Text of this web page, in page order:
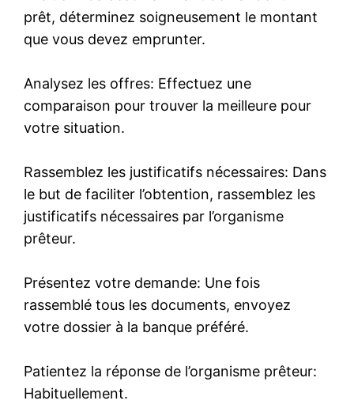
prêt, déterminez soigneusement le montant
que vous devez emprunter.
Analysez les offres: Effectuez une
comparaison pour trouver la meilleure pour
votre situation.
Rassemblez les justificatifs nécessaires: Dans
le but de faciliter l’obtention, rassemblez les
justificatifs nécessaires par l’organisme
prêteur.
Présentez votre demande: Une fois
rassemblé tous les documents, envoyez
votre dossier à la banque préféré.
Patientez la réponse de l’organisme prêteur:
Habituellement.